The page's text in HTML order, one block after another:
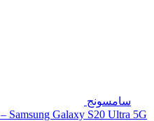
سامسونج
جالاكسي اس 20 الترا 5 جى – Samsung Galaxy S20 Ultra 5G